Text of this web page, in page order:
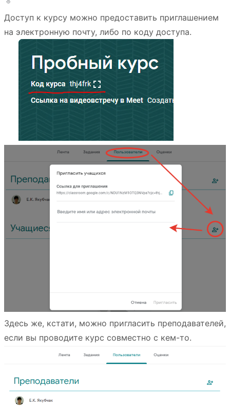
Доступ к курсу можно предоставить приглашением
на электронную почту, либо по коду доступа.
Здесь же, кстати, можно пригласить преподавателей,
если вы проводите курс совместно с кем-то.